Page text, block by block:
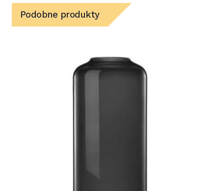
Podobne produkty